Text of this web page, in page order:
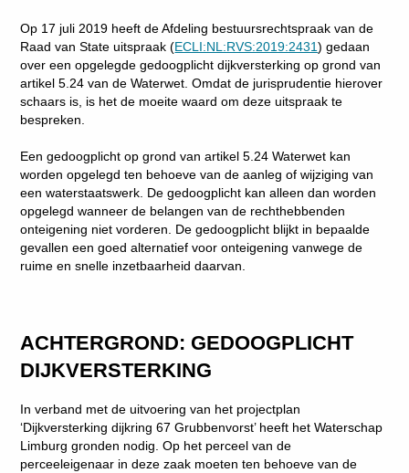
Op 17 juli 2019 heeft de Afdeling bestuursrechtspraak van de
Raad van State uitspraak (ECLI:NL:RVS:2019:2431) gedaan
over een opgelegde gedoogplicht dijkversterking op grond van
artikel 5.24 van de Waterwet. Omdat de jurisprudentie hierover
schaars is, is het de moeite waard om deze uitspraak te
bespreken.
Een gedoogplicht op grond van artikel 5.24 Waterwet kan
worden opgelegd ten behoeve van de aanleg of wijziging van
een waterstaatswerk. De gedoogplicht kan alleen dan worden
opgelegd wanneer de belangen van de rechthebbenden
onteigening niet vorderen. De gedoogplicht blijkt in bepaalde
gevallen een goed alternatief voor onteigening vanwege de
ruime en snelle inzetbaarheid daarvan.
ACHTERGROND: GEDOOGPLICHT
DIJKVERSTERKING
In verband met de uitvoering van het projectplan
‘Dijkversterking dijkring 67 Grubbenvorst’ heeft het Waterschap
Limburg gronden nodig. Op het perceel van de
perceeleigenaar in deze zaak moeten ten behoeve van de